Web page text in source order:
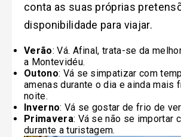
conta as suas próprias
disponibilidade para viajar.
Verão: Vá. Afinal, trata-se da
a Montevidéu.
Outono: Vá se simpatizar com
amenas durante o dia e ainda mais
noite.
Inverno: Vá se gostar de frio de
Primavera: Vá se não se importar
durante a turistagem.